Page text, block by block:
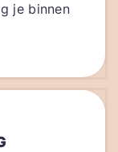
je binnen